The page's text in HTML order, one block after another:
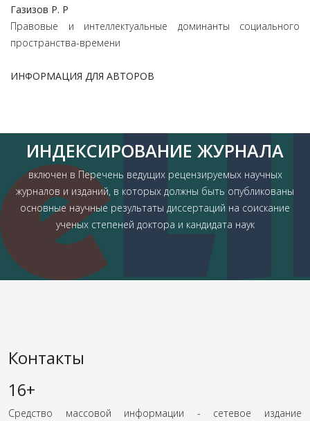
Газизов Р. Р
Правовые и интеллектуальные доминанты социального
пространства-времени
ИНФОРМАЦИЯ ДЛЯ АВТОРОВ
ИНДЕКСИРОВАНИЕ ЖУРНАЛА
включен в Перечень ведущих рецензируемых научных
журналов и изданий, в которых должны быть опубликованы
основные научные результаты диссертаций на соискание
ученых степеней доктора и кандидата наук
Контакты
16+
Средство массовой информации - сетевое издание